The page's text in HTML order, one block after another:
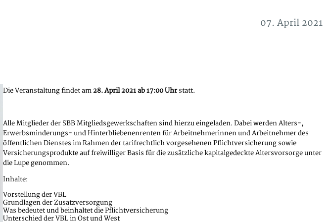
07. April 2021
Die Veranstaltung findet am 28. April 2021 ab 17:00 Uhrstatt.
Alle Mitglieder der SBB Mitgliedsgewerkschaften sind hierzu eingeladen. Dabei werden Alters-,
Erwerbsminderungs- und Hinterbliebenenrenten für Arbeitnehmerinnen und Arbeitnehmer des
öffentlichen Dienstes im Rahmen der tarifrechtlich vorgesehenen Pflichtversicherung sowie
Versicherungsprodukte auf freiwilliger Basis für die zusätzliche kapitalgedeckte Altersvorsorge unter
die Lupe genommen.
Inhalte:
Vorstellung der VBL
Grundlagen der Zusatzversorgung
Was bedeutet und beinhaltet die Pflichtversicherung
Unterschied der VBL in Ost und West